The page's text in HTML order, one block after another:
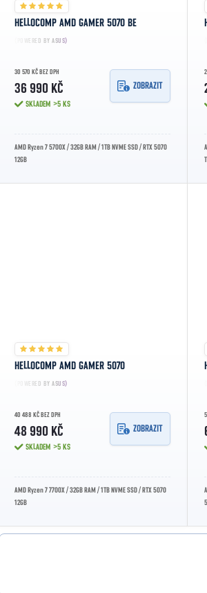
HELLOCOMP AMD GAMER 5070 BE
(POWERED BY ASUS)
30 570 KČ BEZ DPH
36 990 KČ
SKLADEM >5 KS
ZOBRAZIT
AMD Ryzen 7 5700X / 32GB RAM / 1TB NVME SSD / RTX 5070
12GB
HELLOCOMP AMD GAMER 5070
(POWERED BY ASUS)
40 488 KČ BEZ DPH
48 990 KČ
SKLADEM >5 KS
ZOBRAZIT
AMD Ryzen 7 7700X / 32GB RAM / 1TB NVME SSD / RTX 5070
12GB